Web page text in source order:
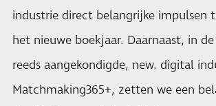
industrie direct belangrijke impulsen
het nieuwe boekjaar. Daarnaast, in
reeds aangekondigde, new. digital
Matchmaking365+, zetten we een